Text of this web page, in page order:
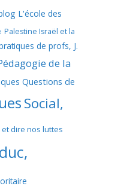
L'école des
Palestine Israël et la
de profs, J.
de la
Questions de
Social,
et dire nos luttes